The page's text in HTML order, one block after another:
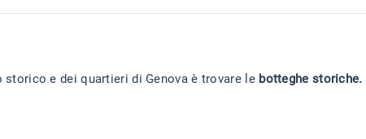
e dei quartieri di Genova è trovare le botteghe storiche.